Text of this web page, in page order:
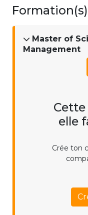
Master of
Management
elle
Crée ton